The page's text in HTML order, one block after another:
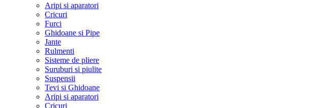
Aripi si aparatori
Cricuri
Furci
Ghidoane si Pipe
Jante
Rulmenti
Sisteme de pliere
Suruburi si piulite
Suspensii
Tevi si Ghidoane
Aripi si aparatori
Cricuri